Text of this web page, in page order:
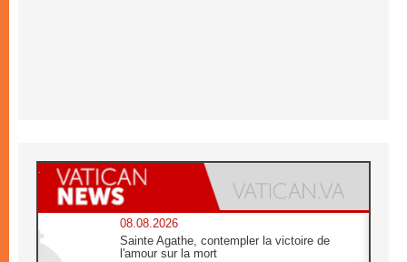
08.08.2026
Sainte Agathe, contempler la victoire de
l'amour sur la mort